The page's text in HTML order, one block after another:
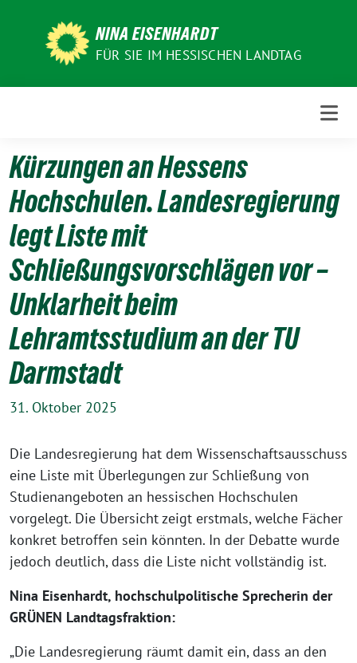
NINA EISENHARDT
FÜR SIE IM HESSISCHEN LANDTAG
Kürzungen an Hessens
Hochschulen. Landesregierung
legt Liste mit
Schließungsvorschlägen vor –
Unklarheit beim
Lehramtsstudium an der TU
Darmstadt
31. Oktober 2025
Die Landesregierung hat dem Wissenschaftsausschuss
eine Liste mit Überlegungen zur Schließung von
Studienangeboten an hessischen Hochschulen
vorgelegt. Die Übersicht zeigt erstmals, welche Fächer
konkret betroffen sein könnten. In der Debatte wurde
jedoch deutlich, dass die Liste nicht vollständig ist.
Nina Eisenhardt, hochschulpolitische Sprecherin der
GRÜNEN Landtagsfraktion:
„Die Landesregierung räumt damit ein, dass an den